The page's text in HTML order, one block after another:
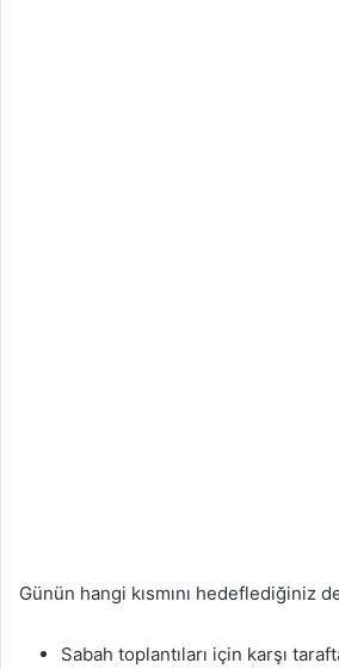
Günün hangi kısmını hedeflediğiniz
Sabah toplantıları için karşı